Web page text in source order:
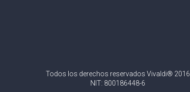
Todos los derechos reservados Vivaldi® 2016
NIT: 800186448-6